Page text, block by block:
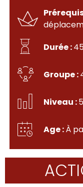
Durée :
Groupe :
Niveau :
Age :À